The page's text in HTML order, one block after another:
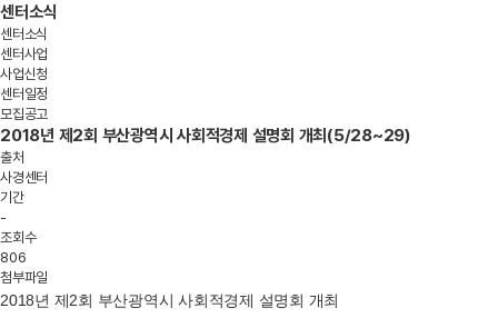
센터소식
센터소식
센터사업
사업신청
센터일정
모집공고
2018년 제2회 부산광역시 사회적경제 설명회 개최(5/28~29)
출처
사경센터
기간
-
조회수
806
첨부파일
2018년 제2회 부산광역시 사회적경제 설명회 개최